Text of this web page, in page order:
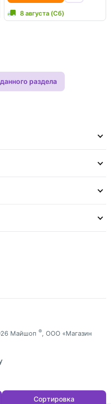
8 августа (Сб)
раздела
Сортировка
Майшоп ®, ООО «Магазин